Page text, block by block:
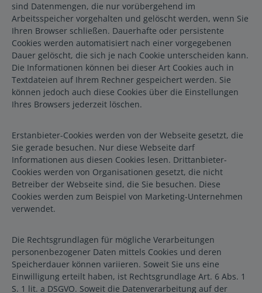
sind Datenmengen, die nur vorübergehend im
Arbeitsspeicher vorgehalten und gelöscht werden, wenn Sie
Ihren Browser schließen. Dauerhafte oder persistente
Cookies werden automatisiert nach einer vorgegebenen
Dauer gelöscht, die sich je nach Cookie unterscheiden kann.
Die Informationen können bei dieser Art Cookies auch in
Textdateien auf Ihrem Rechner gespeichert werden. Sie
können jedoch auch diese Cookies über die Einstellungen
Ihres Browsers jederzeit löschen.
Erstanbieter-Cookies werden von der Webseite gesetzt, die
Sie gerade besuchen. Nur diese Webseite darf
Informationen aus diesen Cookies lesen. Drittanbieter-
Cookies werden von Organisationen gesetzt, die nicht
Betreiber der Webseite sind, die Sie besuchen. Diese
Cookies werden zum Beispiel von Marketing-Unternehmen
verwendet.
Die Rechtsgrundlagen für mögliche Verarbeitungen
personenbezogener Daten mittels Cookies und deren
Speicherdauer können variieren. Soweit Sie uns eine
Einwilligung erteilt haben, ist Rechtsgrundlage Art. 6 Abs. 1
S. 1 lit. a DSGVO. Soweit die Datenverarbeitung auf der